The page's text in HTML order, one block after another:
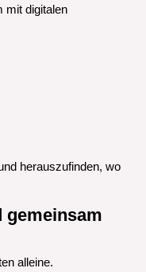
mit digitalen
herauszufinden, wo
gemeinsam
alleine.